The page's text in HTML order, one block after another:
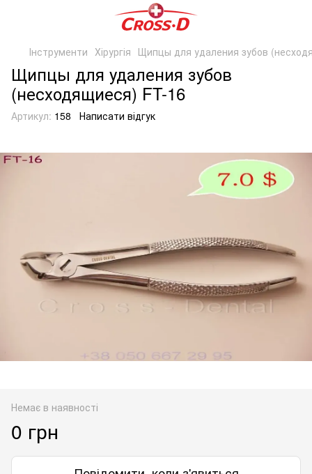
Інструменти Хірургія Щипцы для удаления зубов
Щипцы для удаления зубов
(несходящиеся) FT-16
Артикул: 158 Написати відгук
Немає в наявності
0 грн